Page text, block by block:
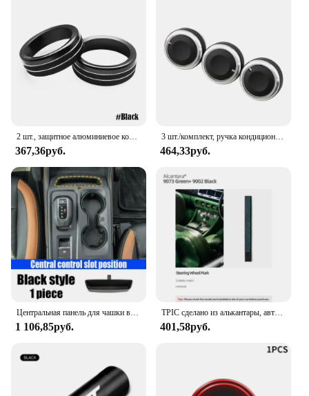
2 шт., защитное алюминиевое кольцо для консоли Ford Mustang 2015-2020
367,36руб.
3 шт./комплект, ручка кондиционера из алюминиевого сплава для Ford Focus 2 MK2 Focus 3 MK3 Mondeo Sedan
464,33руб.
Центральная панель для чашки воды для Ford Ranger 2024, Защитная панель, аксессуары для украшения интерьера автомобиля
1 106,85руб.
TPIC сделано из алькантары, автомобильный усилитель рулевого колеса, Центральная разметка линии для Ford Mustang Fiesta Focus S-Max Mondeo Everest Ranger
401,58руб.